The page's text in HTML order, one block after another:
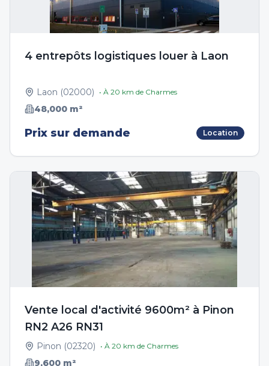
4 entrepôts logistiques louer à Laon
Laon (02000) • À 20 km de Charmes
48,000 m²
Prix sur demande Location
Vente local d'activité 9600m² à Pinon
RN2 A26 RN31
Pinon (02320) • À 20 km de Charmes
9,600 m²